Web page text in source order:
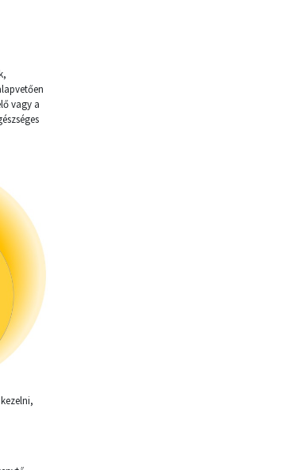
vagy a